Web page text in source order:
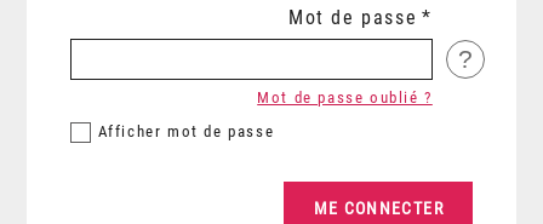
Mot de passe
?
Afficher mot de passe
Mot de passe oublié ?